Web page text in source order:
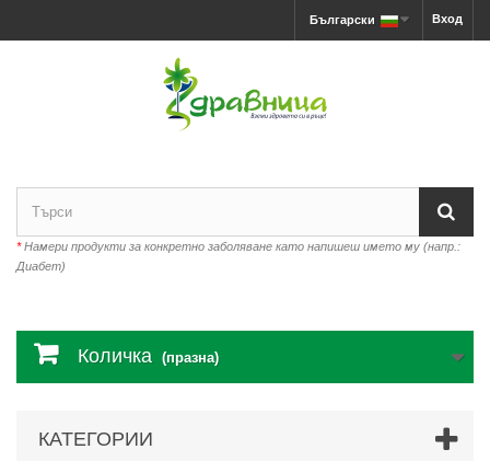
Вход
Български
*Намери продукти за конкретно заболяване като напишеш името му (напр.:
Диабет)
Количка (празна)
КАТЕГОРИИ